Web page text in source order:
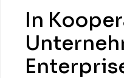
In